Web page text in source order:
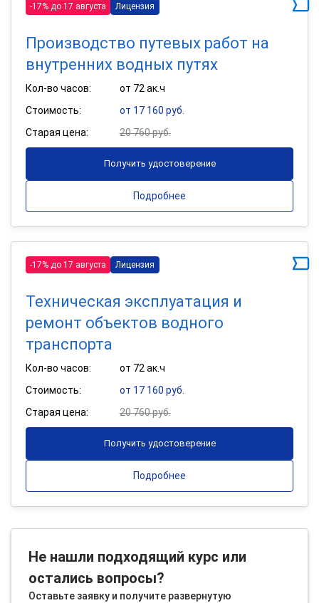
-17% до 17 августа Лицензия
Производство путевых работ на
внутренних водных путях
Кол-во часов:
от 72 ак.ч
Стоимость:
от 17 160 руб.
Старая цена:
20 760 руб.
Получить удостоверение
Подробнее
-17% до 17 августа Лицензия
Техническая эксплуатация и
ремонт объектов водного
транспорта
Кол-во часов:
от 72 ак.ч
Стоимость:
от 17 160 руб.
Старая цена:
20 760 руб.
Получить удостоверение
Подробнее
Не нашли подходящий курс или
остались вопросы?
Оставьте заявку и получите развернутую